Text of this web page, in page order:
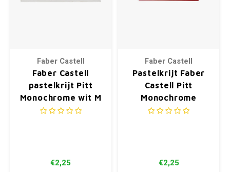
Faber Castell
Faber Castell
pastelkrijt Pitt
Monochrome wit M
€2,25
Faber Castell
Pastelkrijt Faber
Castell Pitt
Monochrome
sanguine
€2,25